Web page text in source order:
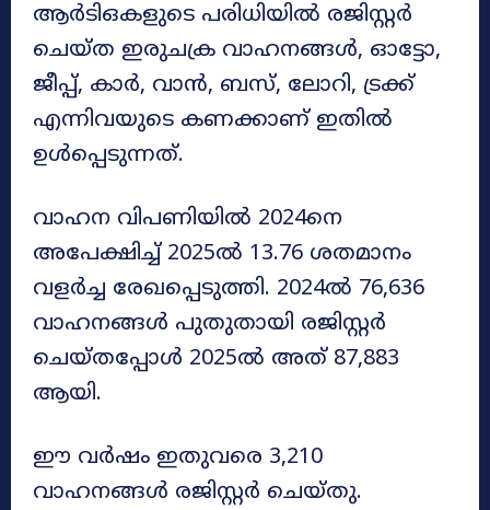
ആർടിഒകളുടെ പരിധിയിൽ രജിസ്റ്റർ
ചെയ്ത ഇരുചക്ര വാഹനങ്ങൾ, ഓട്ടോ,
ജീപ്പ്, കാർ, വാൻ, ബസ്, ലോറി, ട്രക്ക്
എന്നിവയുടെ കണക്കാണ് ഇതിൽ
ഉൾപ്പെടുന്നത്.
വാഹന വിപണിയിൽ 2024നെ
അപേക്ഷിച്ച് 2025ൽ 13.76 ശതമാനം
വളർച്ച രേഖപ്പെടുത്തി. 2024ൽ 76,636
വാഹനങ്ങൾ പുതുതായി രജിസ്റ്റർ
ചെയ്തപ്പോൾ 2025ൽ അത് 87,883
ആയി.
ഈ വർഷം ഇതുവരെ 3,210
വാഹനങ്ങൾ രജിസ്റ്റർ ചെയ്തു.